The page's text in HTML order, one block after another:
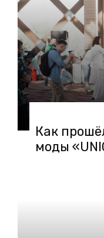
Как
моды